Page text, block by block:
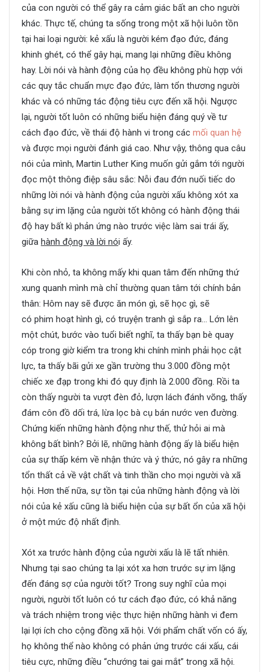
của con người có thể gây ra cảm giác bất an cho người
khác. Thực tế, chúng ta sống trong một xã hội luôn tồn
tại hai loại người: kẻ xấu là người kém đạo đức, đáng
khinh ghét, có thể gây hại, mang lại những điều không
hay. Lời nói và hành động của họ đều không phù hợp với
các quy tắc chuẩn mực đạo đức, làm tổn thương người
khác và có những tác động tiêu cực đến xã hội. Ngược
lại, người tốt luôn có những biểu hiện đáng quý về tư
cách đạo đức, về thái độ hành vi trong các mối quan hệ
và được mọi người đánh giá cao. Như vậy, thông qua câu
nói của mình, Martin Luther King muốn gửi gắm tới người
đọc một thông điệp sâu sắc: Nỗi đau đớn nuối tiếc do
những lời nói và hành động của người xấu không xót xa
bằng sự im lặng của người tốt không có hành động thái
độ hay bất kì phản ứng nào trước việc làm sai trái ấy,
giữa hành động và lời nói ấy.
Khi còn nhỏ, ta không mấy khi quan tâm đến những thứ
xung quanh mình mà chỉ thường quan tâm tới chính bản
thân: Hôm nay sẽ được ăn món gì, sẽ học gì, sẽ
có phim hoạt hình gì, có truyện tranh gì sắp ra… Lớn lên
một chút, bước vào tuổi biết nghĩ, ta thấy bạn bè quay
cóp trong giờ kiểm tra trong khi chính mình phải học cật
lực, ta thấy bãi gửi xe gần trường thu 3.000 đồng một
chiếc xe đạp trong khi đó quy định là 2.000 đồng. Rồi ta
còn thấy người ta vượt đèn đỏ, lượn lách đánh võng, thấy
đám côn đồ dối trá, lừa lọc bà cụ bán nước ven đường.
Chứng kiến những hành động như thế, thử hỏi ai mà
không bất bình? Bởi lẽ, những hành động ấy là biểu hiện
của sự thấp kém về nhận thức và ý thức, nó gây ra những
tổn thất cả về vật chất và tinh thần cho mọi người và xã
hội. Hơn thế nữa, sự tồn tại của những hành động và lời
nói của kẻ xấu cũng là biểu hiện của sự bất ổn của xã hội
ở một mức độ nhất định.
Xót xa trước hành động của người xấu là lẽ tất nhiên.
Nhưng tại sao chúng ta lại xót xa hơn trước sự im lặng
đến đáng sợ của người tốt? Trong suy nghĩ của mọi
người, người tốt luôn có tư cách đạo đức, có khả năng
và trách nhiệm trong việc thực hiện những hành vi đem
lại lợi ích cho cộng đồng xã hội. Với phẩm chất vốn có ấy,
họ không thể nào không có phản ứng trước cái xấu, cái
tiêu cực, những điều “chướng tai gai mắt” trong xã hội.